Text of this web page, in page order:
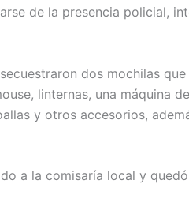
de la presencia policial,
dos mochilas
linternas, una máquina
y otros accesorios,
a la comisaría local y